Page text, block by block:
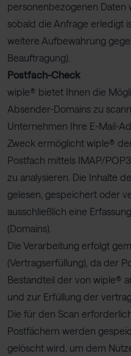
personenbezogenen Daten
sobald die Anfrage erledigt
weitere Aufbewahrung
Beauftragung).
Postfach-Check
wiple® bietet Ihnen die
Absender-Domains zu
Unternehmen Ihre E-Mail-
Zweck ermöglicht wiple®
Postfach mittels IMAP/
zu analysieren. Die Inhalte
gelesen, gespeichert oder
ausschließlich eine
(Domains).
Die Verarbeitung erfolgt
(Vertragserfüllung), da der
Bestandteil der von wiple®
und zur Erfüllung der
Die für den Scan
Postfächern werden
gelöscht wird, um dem